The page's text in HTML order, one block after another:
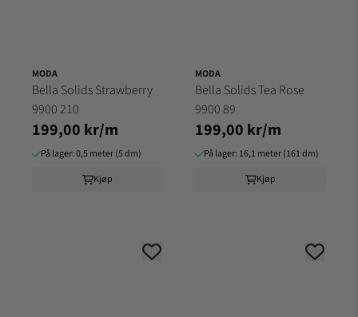
MODA
Bella Solids Strawberry
9900 210
199,00 kr/m
På lager: 0,5 meter (5 dm)
Kjøp
MODA
Bella Solids Tea Rose
9900 89
199,00 kr/m
På lager: 16,1 meter (161 dm)
Kjøp